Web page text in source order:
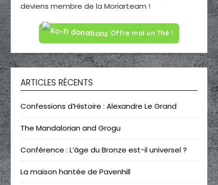
deviens membre de la Moriarteam !
Offre moi un Thé !
ARTICLES RÉCENTS
Confessions d’Histoire : Alexandre Le Grand
The Mandalorian and Grogu
Conférence : L’âge du Bronze est-il universel ?
La maison hantée de Pavenhill